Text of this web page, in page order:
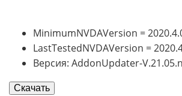
MinimumNVDAVersion =
LastTestedNVDAVersion =
Версия: AddonUpdater-
Скачать